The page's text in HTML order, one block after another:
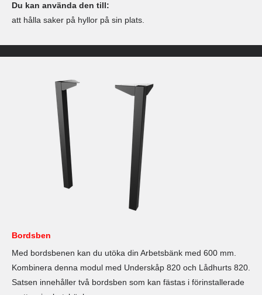
Du kan använda den till:
att hålla saker på hyllor på sin plats.
Bordsben
Med bordsbenen kan du utöka din Arbetsbänk med 600 mm.
Kombinera denna modul med Underskåp 820 och Lådhurts 820.
Satsen innehåller två bordsben som kan fästas i förinstallerade